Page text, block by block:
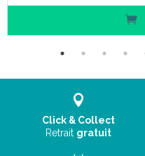
Click & Collect
Retrait gratuit